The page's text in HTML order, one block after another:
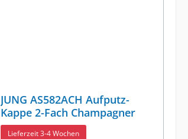
JUNG AS582ACH Aufputz-
Kappe 2-Fach Champagner
Lieferzeit 3-4 Wochen